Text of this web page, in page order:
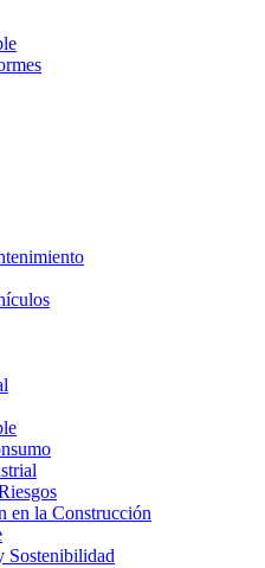
en la Construcción
Sostenibilidad